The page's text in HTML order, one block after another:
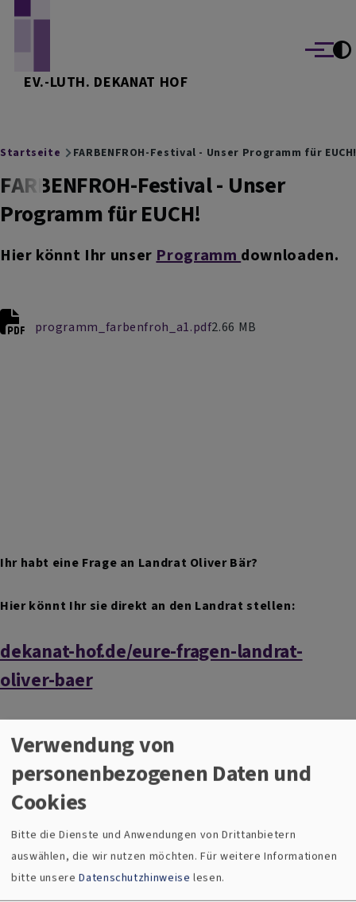
EV.-LUTH. DEKANAT HOF
Menü
Breadcrumb
Startseite FARBENFROH-Festival - Unser Programm für
FARBENFROH-Festival - Unser
Programm für EUCH!
Hier könnt Ihr unser Programm downloaden.
programm_farbenfroh_a1.pdf2.66 MB
Ihr habt eine Frage an Landrat Oliver Bär?
Hier könnt Ihr sie direkt an den Landrat stellen:
dekanat-hof.de/eure-fragen-landrat-
oliver-baer
Verwendung von
personenbezogenen Daten und
Cookies
Bitte die Dienste und Anwendungen von Drittanbietern
auswählen, die wir nutzen möchten.Für weitere Informationen
bitte unsereDatenschutzhinweise lesen.